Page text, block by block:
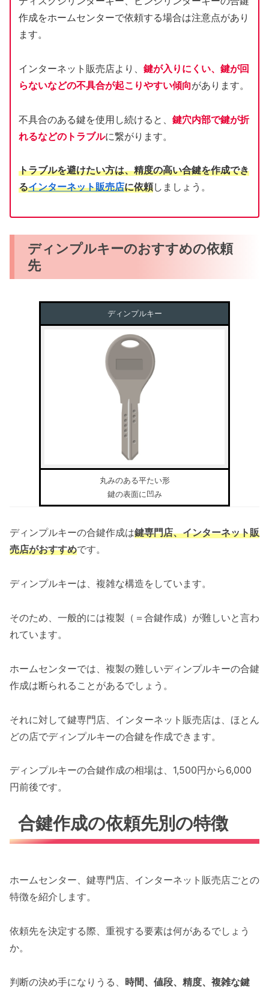
作成をホームセンターで依頼する場合は注意点があり
ます。
インターネット販売店より、 鍵が入りにくい、鍵が回
らないなどの不具合が起こりやすい傾向があります。
不具合のある鍵を使用し続けると、 鍵穴内部で鍵が折
れるなどのトラブルに繋がります。
トラブルを避けたい方は、精度の高い合鍵を作成でき
るインターネット販売店に依頼しましょう。
ディンプルキーのおすすめの依頼
先
ディンプルキー
丸みのある平たい形
鍵の表面に凹み
ディンプルキーの合鍵作成は鍵専門店、インターネット販
売店がおすすめです。
ディンプルキーは、複雑な構造をしています。
そのため、一般的には複製（＝合鍵作成）が難しいと言わ
れています。
ホームセンターでは、複製の難しいディンプルキーの合鍵
作成は断られることがあるでしょう。
それに対して鍵専門店、インターネット販売店は、ほとん
どの店でディンプルキーの合鍵を作成できます。
ディンプルキーの合鍵作成の相場は、1,500円から6,000
円前後です。
合鍵作成の依頼先別の特徴
ホームセンター、鍵専門店、インターネット販売店ごとの
特徴を紹介します。
依頼先を決定する際、重視する要素は何があるでしょう
か。
判断の決め手になりうる、 時間、値段、精度、複雑な鍵